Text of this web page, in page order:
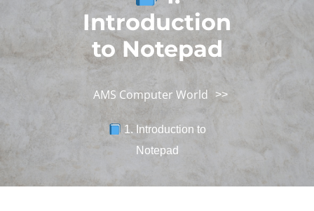
Introduction
to Notepad
AMS Computer World >>
1. Introduction to
Notepad